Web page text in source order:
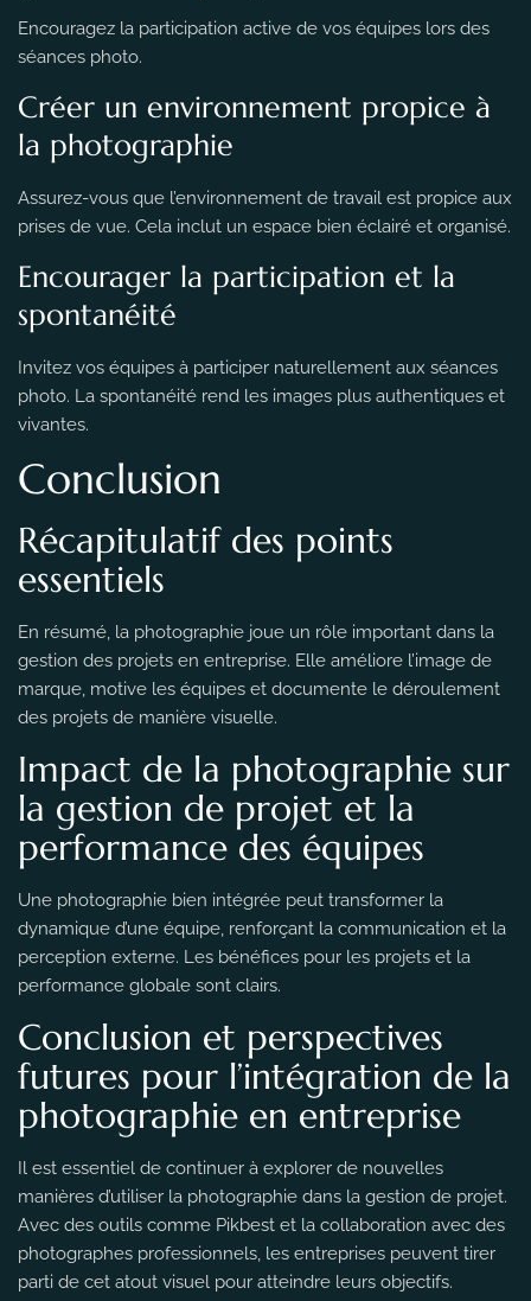
Encouragez la participation active de vos équipes lors des
séances photo.
Créer un environnement propice à
la photographie
Assurez-vous que l’environnement de travail est propice aux
prises de vue. Cela inclut un espace bien éclairé et organisé.
Encourager la participation et la
spontanéité
Invitez vos équipes à participer naturellement aux séances
photo. La spontanéité rend les images plus authentiques et
vivantes.
Conclusion
Récapitulatif des points
essentiels
En résumé, la photographie joue un rôle important dans la
gestion des projets en entreprise. Elle améliore l’image de
marque, motive les équipes et documente le déroulement
des projets de manière visuelle.
Impact de la photographie sur
la gestion de projet et la
performance des équipes
Une photographie bien intégrée peut transformer la
dynamique d’une équipe, renforçant la communication et la
perception externe. Les bénéfices pour les projets et la
performance globale sont clairs.
Conclusion et perspectives
futures pour l’intégration de la
photographie en entreprise
Il est essentiel de continuer à explorer de nouvelles
manières d’utiliser la photographie dans la gestion de projet.
Avec des outils comme Pikbest et la collaboration avec des
photographes professionnels, les entreprises peuvent tirer
parti de cet atout visuel pour atteindre leurs objectifs.